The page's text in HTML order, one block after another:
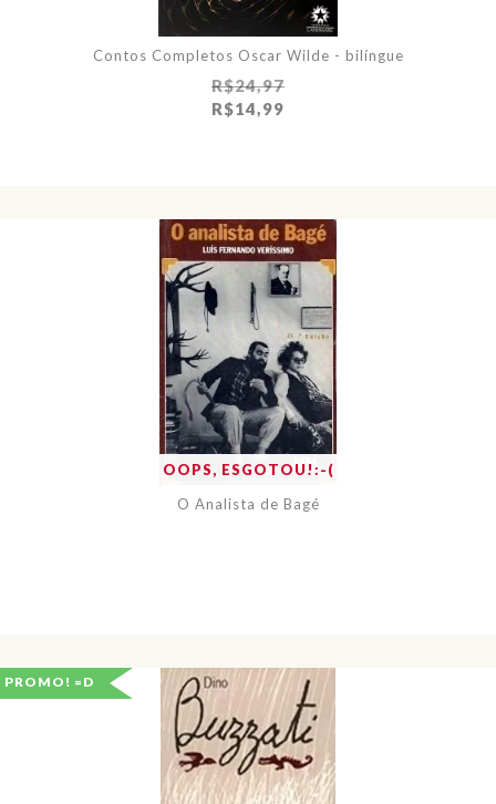
Contos Completos Oscar Wilde - bilíngue
R$24,97
R$14,99
OOPS, ESGOTOU!:-(
O Analista de Bagé
PROMO! =D